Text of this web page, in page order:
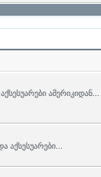
ამერიკიდან...
აქსესუარები...